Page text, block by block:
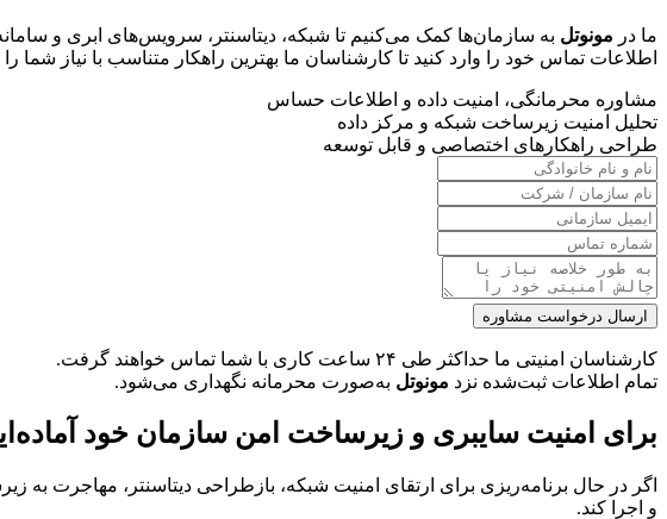
ما در مونوتل به سازمان‌ها کمک می‌کنیم تا شبکه، دیتاسنتر، سرویس‌های ابری و
اطلاعات تماس خود را وارد کنید تا کارشناسان ما بهترین راهکار متناسب با نیاز شما را
مشاوره محرمانگی، امنیت داده و اطلاعات حساس
تحلیل امنیت زیرساخت شبکه و مرکز داده
طراحی راهکارهای اختصاصی و قابل توسعه
ارسال درخواست مشاوره
کارشناسان امنیتی ما حداکثر طی ۲۴ ساعت کاری با شما تماس خواهند گرفت.
تمام اطلاعات ثبت‌شده نزد مونوتل به‌صورت محرمانه نگهداری می‌شود.
برای امنیت سایبری و زیرساخت امن سازمان خود
اگر در حال برنامه‌ریزی برای ارتقای امنیت شبکه، بازطراحی دیتاسنتر، مهاجرت به
و اجرا کند.